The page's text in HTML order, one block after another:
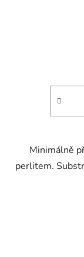
Minimálně
perlitem.